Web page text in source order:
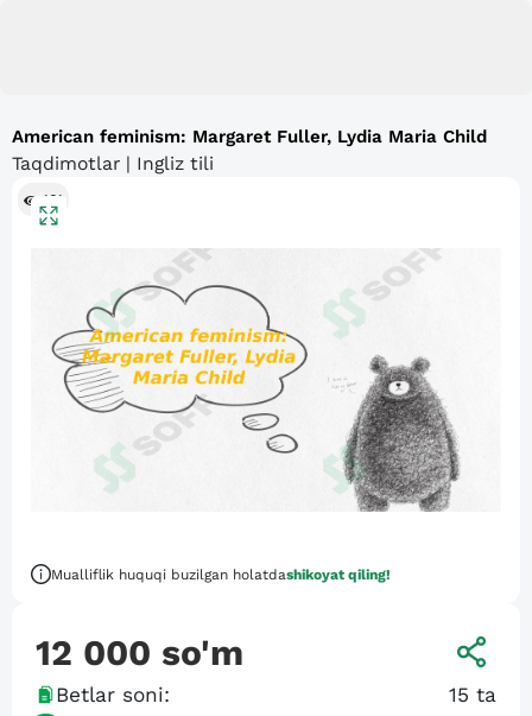
American feminism: Margaret Fuller, Lydia Maria Child
Taqdimotlar | Ingliz tili
161
Mualliflik huquqi buzilgan holatdashikoyat qiling!
12 000 so'm
Betlar soni: 15 ta